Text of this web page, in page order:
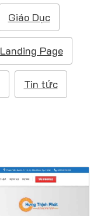
u
Giáo Dục
Landing Page
Tin tức